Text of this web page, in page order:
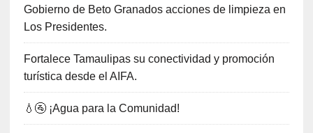
Gobierno de Beto Granados acciones de limpieza en
Los Presidentes.
Fortalece Tamaulipas su conectividad y promoción
turística desde el AIFA.
💧🚰 ¡Agua para la Comunidad!